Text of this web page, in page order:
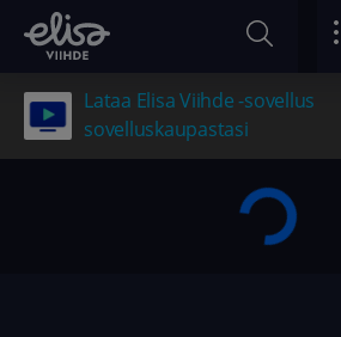
Lataa Elisa Viihde -sovellus
sovelluskaupastasi